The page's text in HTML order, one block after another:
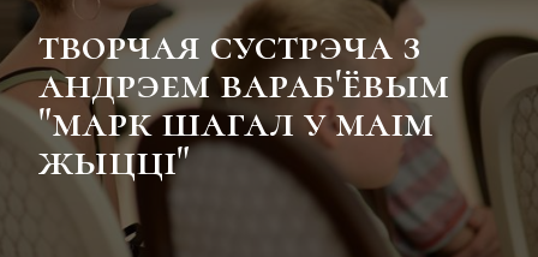
творчая сустрэча з
андрэем вараб'ёвым
"марк шагал у маім
жыцці"